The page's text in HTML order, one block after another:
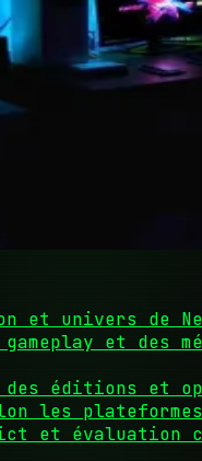
et univers de
et des
des éditions et
les plateformes
et évaluation